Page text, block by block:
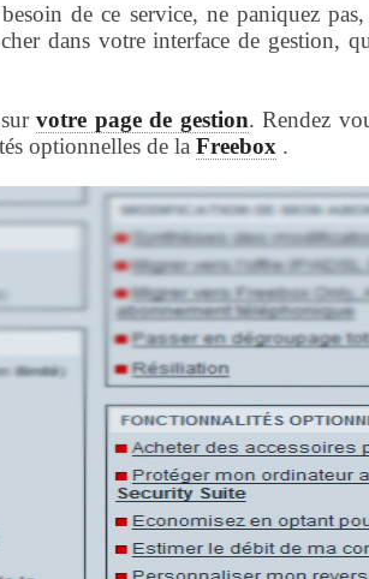
de ce service, ne paniquez
dans votre interface de gestion,
survotre page de gestion. Rendez
optionnelles de la Freebox .